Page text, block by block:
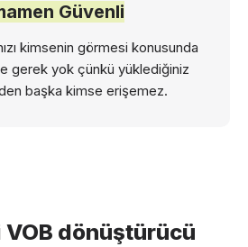
Güvenli
kimsenin görmesi konusunda
gerek yok çünkü yüklediğiniz
başka kimse erişemez.
dönüştürücü